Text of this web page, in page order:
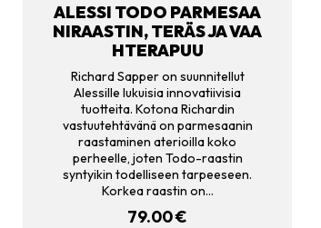
ALESSI TODO PARMESAA
NIRAASTIN, TERÄS JA VAA
HTERAPUU
Richard Sapper on suunnitellut
Alessille lukuisia innovatiivisia
tuotteita. Kotona Richardin
vastuutehtävänä on parmesaanin
raastaminen aterioilla koko
perheelle, joten Todo-raastin
syntyikin todelliseen tarpeeseen.
Korkea raastin on…
79.00€